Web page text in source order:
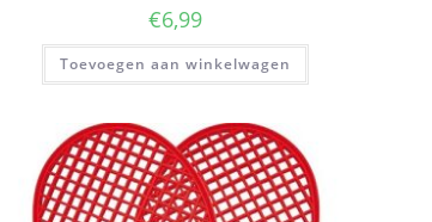
€6,99
Toevoegen aan winkelwagen